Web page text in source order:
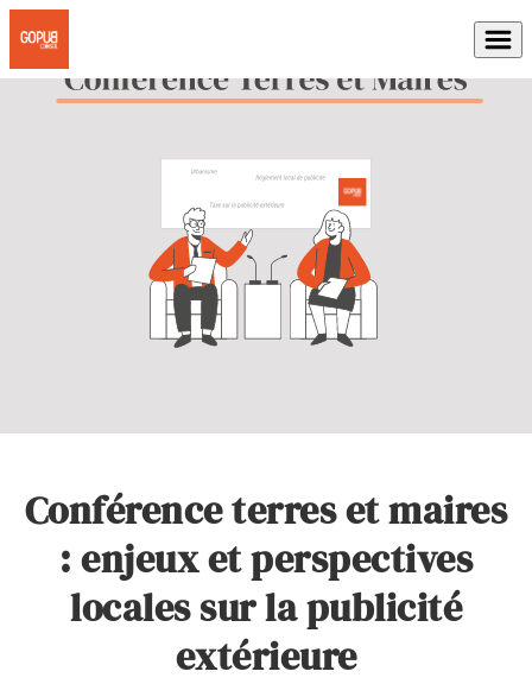
Conférence terres et maires
: enjeux et perspectives
locales sur la publicité
extérieure